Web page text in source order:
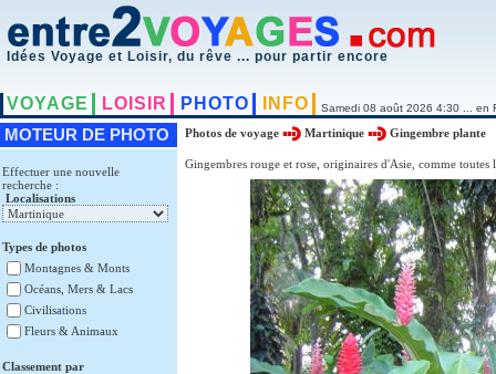
Idées Voyage et Loisir, du rêve ... pour partir encore
VOYAGE LOISIR PHOTO INFO Samedi 08 août 2026 4:30 ... en
MOTEUR DE PHOTO
Effectuer une nouvelle
recherche :
Localisations
Types de photos
Montagnes & Monts
Océans, Mers & Lacs
Civilisations
Fleurs & Animaux
Classement par
Photos de voyage Martinique Gingembre plante
Gingembres rouge et rose, originaires d'Asie, comme toutes